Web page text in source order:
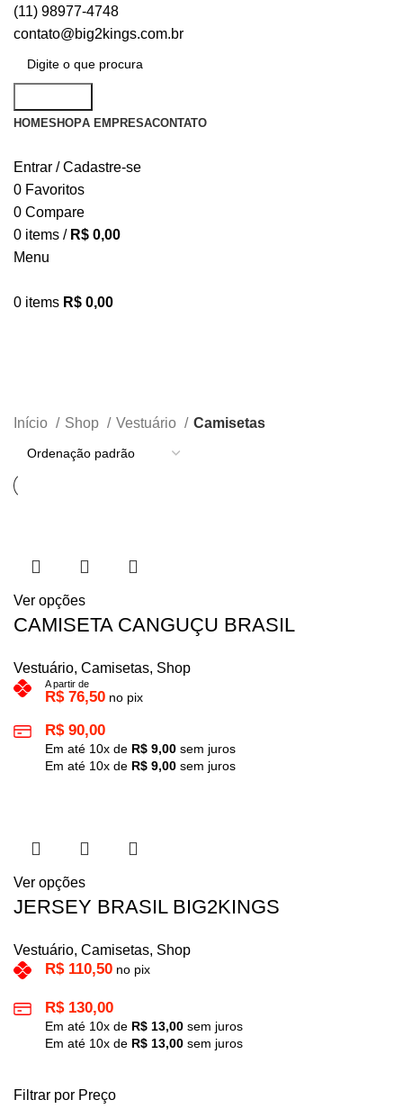
(11) 98977-4748
contato@big2kings.com.br
HOMESHOPA EMPRESACONTATO
Entrar / Cadastre-se
0 Favoritos
0 Compare
0 items / R$ 0,00
Menu
0 items R$ 0,00
Filtrar por Preço
Início Shop Vestuário Camisetas
Ver opções
CAMISETA CANGUÇU BRASIL
Vestuário, Camisetas, Shop
A partir de
R$76,50 no pix
R$90,00
Em até 10x de R$ 9,00 sem juros
Em até 10x de R$ 9,00 sem juros
Ver opções
JERSEY BRASIL BIG2KINGS
Vestuário, Camisetas, Shop
R$110,50 no pix
R$130,00
Em até 10x de R$ 13,00 sem juros
Em até 10x de R$ 13,00 sem juros